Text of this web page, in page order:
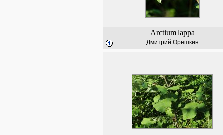
Arctium lappa
Дмитрий Орешкин